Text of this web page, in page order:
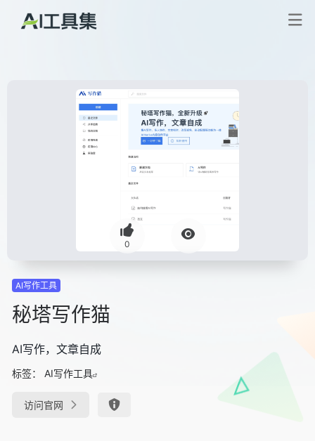
0
AI写作工具
秘塔写作猫
AI写作，文章自成
标签： AI写作工具
访问官网